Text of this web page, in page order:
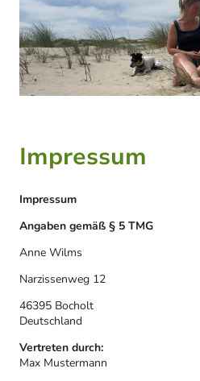
Impressum
Impressum
Angaben gemäß § 5 TMG
Anne Wilms
Narzissenweg 12
46395 Bocholt
Deutschland
Vertreten durch:
Max Mustermann